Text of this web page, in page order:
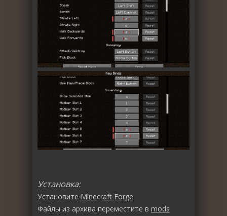
Установка:
Установите Minecraft Forge
Файлы из архива переместите в mods